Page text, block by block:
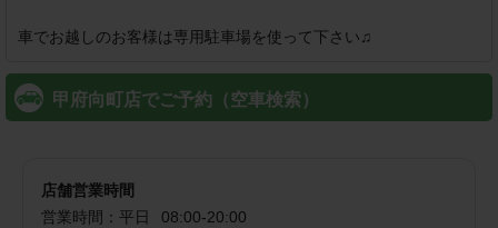
車でお越しのお客様は専用駐車場を使って下さい♫
甲府向町店でご予約（空車検索）
店舗営業時間
営業時間： 平日 08:00-20:00